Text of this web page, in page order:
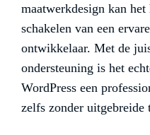
maatwerkdesign kan
schakelen van een
ontwikkelaar. Met de
ondersteuning is het
WordPress een
zelfs zonder uitgebreide